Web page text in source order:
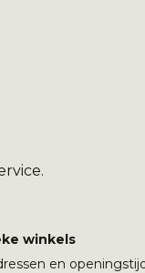
winkels
en